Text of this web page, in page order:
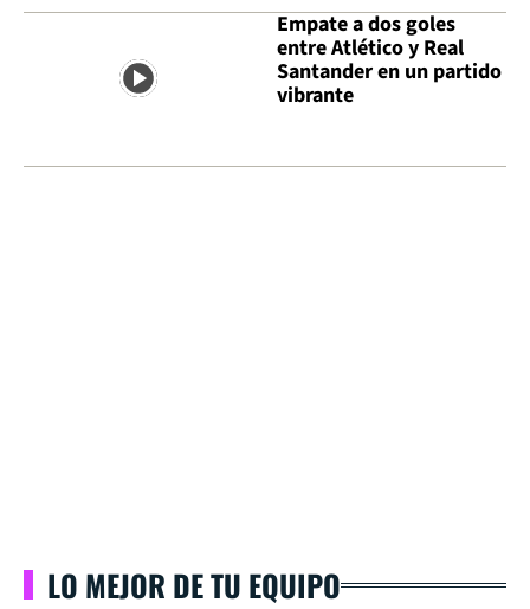
Empate a dos goles
entre Atlético y Real
Santander en un partido
vibrante
LO MEJOR DE TU EQUIPO